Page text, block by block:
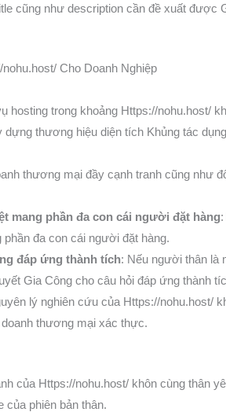
cũng như description cần đề xuất được
Cho Doanh Nghiệp
hosting trong khoảng Https://nohu.host/
thương hiệu diện tích Khủng tác
thương mại đầy cạnh tranh cũng như
mang phần đa con cái người đặt hàng
đa con cái người đặt hàng.
đáp ứng thành tích: Nếu người thân là
Gia Công cho câu hỏi đáp ứng thành
lý nghiên cứu của Https://nohu.host/
thương mại xác thực.
của Https://nohu.host/ khôn cùng thân
của phiên bản thân.